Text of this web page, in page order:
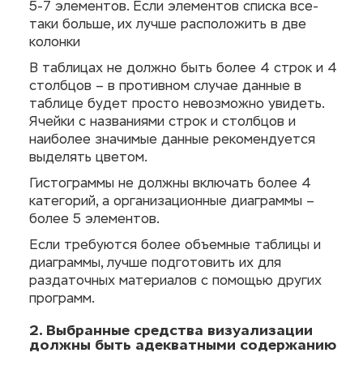
5-7 элементов. Если элементов списка все-
таки больше, их лучше расположить в две
колонки
В таблицах не должно быть более 4 строк и 4
столбцов – в противном случае данные в
таблице будет просто невозможно увидеть.
Ячейки с названиями строк и столбцов и
наиболее значимые данные рекомендуется
выделять цветом.
Гистограммы не должны включать более 4
категорий, а организационные диаграммы –
более 5 элементов.
Если требуются более объемные таблицы и
диаграммы, лучше подготовить их для
раздаточных материалов с помощью других
программ.
2. Выбранные средства визуализации
должны быть адекватными содержанию